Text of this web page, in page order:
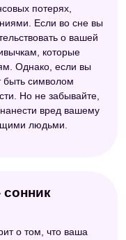
потерях,
Если во сне вы
о вашей
которые
Однако, если вы
быть символом
Но не забывайте,
вред вашему
людьми.
сонник
о том, что ваша